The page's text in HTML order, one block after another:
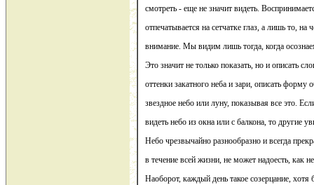
смотреть - еще не значит видеть.
отпечатывается на сетчатке глаз, а лишь то, на
внимание. Мы видим лишь тогда, когда
Это значит не только показать, но и описать
оттенки закатного неба и зари, описать форму
звездное небо или луну, показывая все это.
видеть небо из окна или с балкона, то другие
Небо чрезвычайно разнообразно и всегда
в течение всей жизни, не может надоесть, как
Наоборот, каждый день такое созерцание, хотя